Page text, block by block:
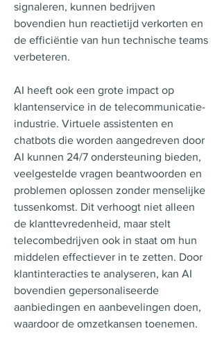
signaleren, kunnen bedrijven
bovendien hun reactietijd verkorten en
de efficiëntie van hun technische teams
verbeteren.
AI heeft ook een grote impact op
klantenservice in de telecommunicatie-
industrie. Virtuele assistenten en
chatbots die worden aangedreven door
AI kunnen 24/7 ondersteuning bieden,
veelgestelde vragen beantwoorden en
problemen oplossen zonder menselijke
tussenkomst. Dit verhoogt niet alleen
de klanttevredenheid, maar stelt
telecombedrijven ook in staat om hun
middelen effectiever in te zetten. Door
klantinteracties te analyseren, kan AI
bovendien gepersonaliseerde
aanbiedingen en aanbevelingen doen,
waardoor de omzetkansen toenemen.